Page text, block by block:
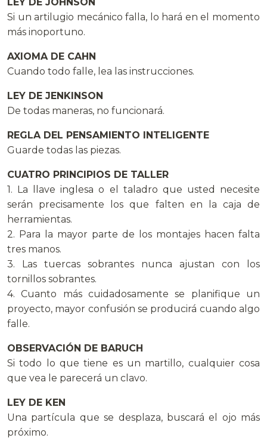
LEY DE JOHNSON
Si un artilugio mecánico falla, lo hará en el momento
más inoportuno.
AXIOMA DE CAHN
Cuando todo falle, lea las instrucciones.
LEY DE JENKINSON
De todas maneras, no funcionará.
REGLA DEL PENSAMIENTO INTELIGENTE
Guarde todas las piezas.
CUATRO PRINCIPIOS DE TALLER
1. La llave inglesa o el taladro que usted necesite
serán precisamente los que falten en la caja de
herramientas.
2. Para la mayor parte de los montajes hacen falta
tres manos.
3. Las tuercas sobrantes nunca ajustan con los
tornillos sobrantes.
4. Cuanto más cuidadosamente se planifique un
proyecto, mayor confusión se producirá cuando algo
falle.
OBSERVACIÓN DE BARUCH
Si todo lo que tiene es un martillo, cualquier cosa
que vea le parecerá un clavo.
LEY DE KEN
Una partícula que se desplaza, buscará el ojo más
próximo.